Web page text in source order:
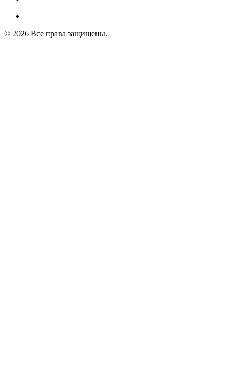
© 2026 Все права защищены.